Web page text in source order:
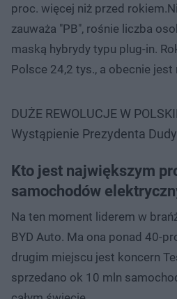
proc. więcej niż przed
zauważa "PB", rośnie liczba
maską hybrydy typu plug-in.
Polsce 24,2 tys., a obecnie
DUŻE REWOLUCJE W
Wystąpienie Prezydenta Dudy
Kto jest największym
samochodów
Na ten moment liderem w
BYD Auto. Ma ona ponad 40-
drugim miejscu jest koncern
sprzedano ok 10 mln